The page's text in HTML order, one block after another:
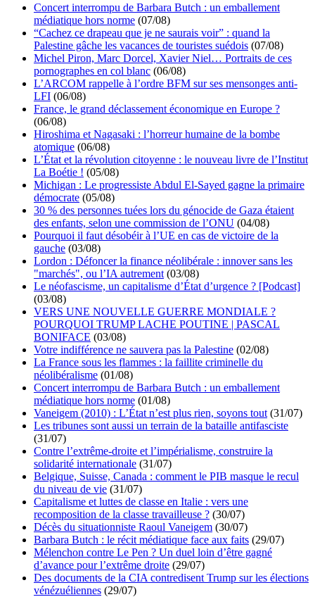
Concert interrompu de Barbara Butch : un emballement
médiatique hors norme (07/08)
“Cachez ce drapeau que je ne saurais voir” : quand la
Palestine gâche les vacances de touristes suédois (07/08)
Michel Piron, Marc Dorcel, Xavier Niel… Portraits de ces
pornographes en col blanc (06/08)
L’ARCOM rappelle à l’ordre BFM sur ses mensonges anti-
LFI (06/08)
France, le grand déclassement économique en Europe ?
(06/08)
Hiroshima et Nagasaki : l’horreur humaine de la bombe
atomique (06/08)
L’État et la révolution citoyenne : le nouveau livre de l’Institut
La Boétie ! (05/08)
Michigan : Le progressiste Abdul El-Sayed gagne la primaire
démocrate (05/08)
30 % des personnes tuées lors du génocide de Gaza étaient
des enfants, selon une commission de l’ONU (04/08)
Pourquoi il faut désobéir à l’UE en cas de victoire de la
gauche (03/08)
Lordon : Défoncer la finance néolibérale : innover sans les
"marchés", ou l’IA autrement (03/08)
Le néofascisme, un capitalisme d’État d’urgence ? [Podcast]
(03/08)
VERS UNE NOUVELLE GUERRE MONDIALE ?
POURQUOI TRUMP LACHE POUTINE | PASCAL
BONIFACE (03/08)
Votre indifférence ne sauvera pas la Palestine (02/08)
La France sous les flammes : la faillite criminelle du
néolibéralisme (01/08)
Concert interrompu de Barbara Butch : un emballement
médiatique hors norme (01/08)
Vaneigem (2010) : L’État n’est plus rien, soyons tout (31/07)
Les tribunes sont aussi un terrain de la bataille antifasciste
(31/07)
Contre l’extrême-droite et l’impérialisme, construire la
solidarité internationale (31/07)
Belgique, Suisse, Canada : comment le PIB masque le recul
du niveau de vie (31/07)
Capitalisme et luttes de classe en Italie : vers une
recomposition de la classe travailleuse ? (30/07)
Décès du situationniste Raoul Vaneigem (30/07)
Barbara Butch : le récit médiatique face aux faits (29/07)
Mélenchon contre Le Pen ? Un duel loin d’être gagné
d’avance pour l’extrême droite (29/07)
Des documents de la CIA contredisent Trump sur les élections
vénézuéliennes (29/07)